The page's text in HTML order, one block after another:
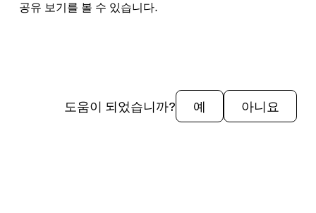
공유 보기를 볼 수 있습니다.
도움이 되었습니까? 예 아니요